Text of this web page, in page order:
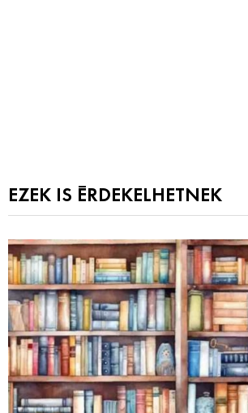
EZEK IS ÉRDEKELHETNEK